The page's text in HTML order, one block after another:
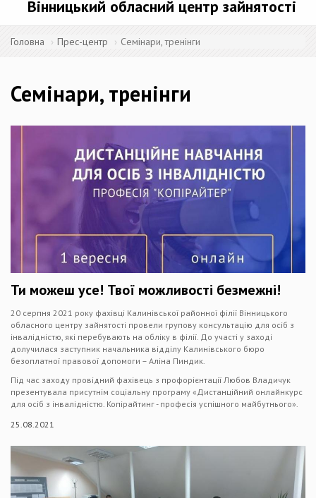
Вінницький обласний центр зайнятості
Головна Прес-центр Семінари, тренінги
Семінари, тренінги
Ти можеш усе! Твої можливості безмежні!
20 серпня 2021 року фахівці Калинівської районної філії Вінницького
обласного центру зайнятості провели групову консультацію для осіб з
інвалідністю, які перебувають на обліку в філії. До участі у заході
долучилася заступник начальника відділу Калинівського бюро
безоплатної правової допомоги – Аліна Пиндик.
Під час заходу провідний фахівець з профорієнтації Любов Владичук
презентувала присутнім соціальну програму «Дистанційний онлайнкурс
для осіб з інвалідністю. Копірайтинг - професія успішного майбутнього».
25.08.2021